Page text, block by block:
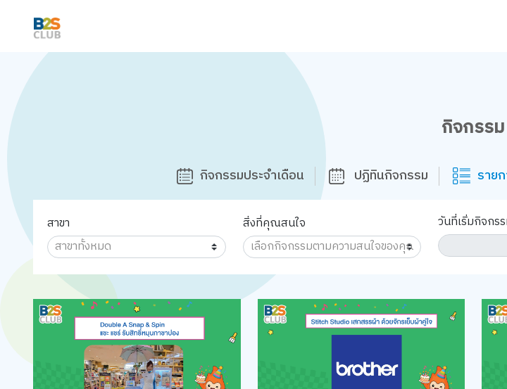
กิจกรรม
กิจกรรมประจำเดือน ปฏิทินกิจกรรม ราย
สาขา สิ่งที่คุณสนใจ วันที่เริ่มกิจกร